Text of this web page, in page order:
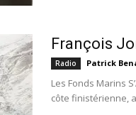
François
Radio Patrick
Les Fonds Marins
côte finistérienne,